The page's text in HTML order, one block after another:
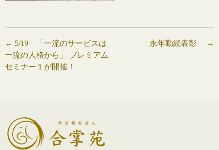
投
稿
ビ
ゲ
ー
← 5/19 「一流のサービスは
一流の人格から」 プレミアム
セミナー１が開催！
永年勤続表彰 →